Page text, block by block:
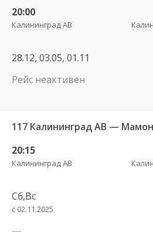
20:00
Калининград АВ
28.12, 03.05, 01.11
Рейс неактивен
117 Калининград АВ —
20:15
Калининград АВ
Сб,Вс
с 02.11.2025